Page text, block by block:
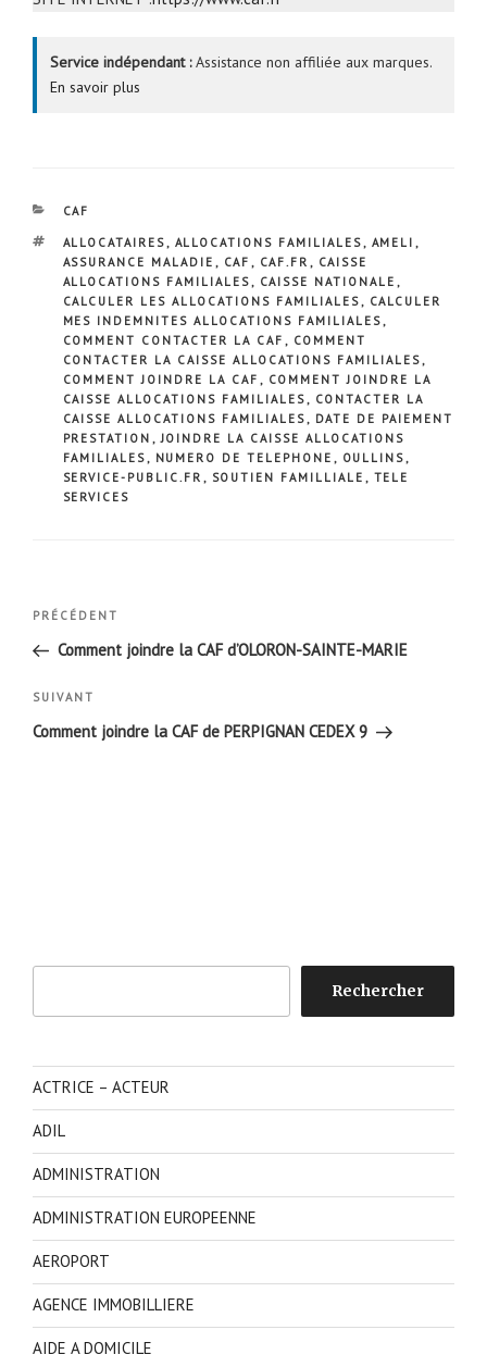
Service indépendant :Assistance non affiliée aux marques.
En savoir plus
CATÉGORIES
CAF
ÉTIQUETTES
ALLOCATAIRES, ALLOCATIONS FAMILIALES, AMELI ,
ASSURANCE MALADIE , CAF , CAF.FR , CAISSE
ALLOCATIONS FAMILIALES, CAISSE NATIONALE ,
CALCULER LES ALLOCATIONS FAMILIALES, CALCULER
MES INDEMNITES ALLOCATIONS FAMILIALES,
COMMENT CONTACTER LA CAF , COMMENT
CONTACTER LA CAISSE ALLOCATIONS FAMILIALES,
COMMENT JOINDRE LA CAF , COMMENT JOINDRE LA
CAISSE ALLOCATIONS FAMILIALES, CONTACTER LA
CAISSE ALLOCATIONS FAMILIALES, DATE DE PAIEMENT
PRESTATION ,JOINDRE LA CAISSE ALLOCATIONS
FAMILIALES, NUMERO DE TELEPHONE , OULLINS,
SERVICE-PUBLIC.FR , SOUTIEN FAMILLIALE , TELE
SERVICES
Navigation
l’article
Article
précédent
PRÉCÉDENT
Comment joindre la CAF d’OLORON-SAINTE-MARIE
Article
suivant
SUIVANT
Comment joindre la CAF de PERPIGNAN CEDEX 9
Rechercher
ACTRICE – ACTEUR
ADIL
ADMINISTRATION
ADMINISTRATION EUROPEENNE
AEROPORT
AGENCE IMMOBILLIERE
AIDE A DOMICILE